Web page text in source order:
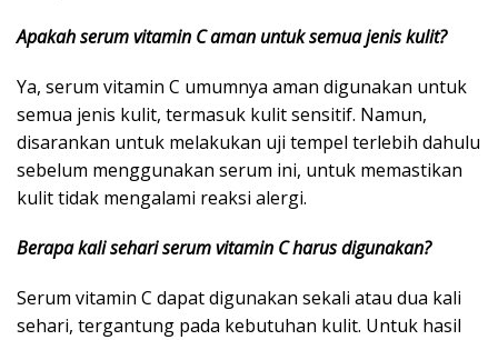
Apakah serum vitamin C aman untuk semua jenis kulit?
Ya, serum vitamin C umumnya aman digunakan untuk
semua jenis kulit, termasuk kulit sensitif. Namun,
disarankan untuk melakukan uji tempel terlebih dahulu
sebelum menggunakan serum ini, untuk memastikan
kulit tidak mengalami reaksi alergi.
Berapa kali sehari serum vitamin C harus digunakan?
Serum vitamin C dapat digunakan sekali atau dua kali
sehari, tergantung pada kebutuhan kulit. Untuk hasil